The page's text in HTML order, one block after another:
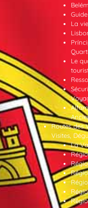
La
Le
Routes des
Visites,
La